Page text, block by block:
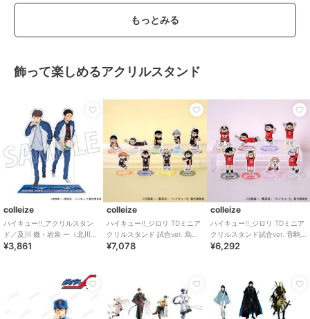
もっとみる
飾って楽しめるアクリルスタンド
colleize
ハイキュー!!_アクリルスタン
ド／及川 徹・岩泉 一（北川第
一中学校）
¥3,861
colleize
ハイキュー!!_ジロリ TDミニア
クリルスタンド 試合ver. 烏野
高校 【BOX／9個入り】
¥7,078
colleize
ハイキュー!!_ジロリ TDミニア
クリルスタンド試合ver. 音駒
高校 【BOX／8個入り】
¥6,292